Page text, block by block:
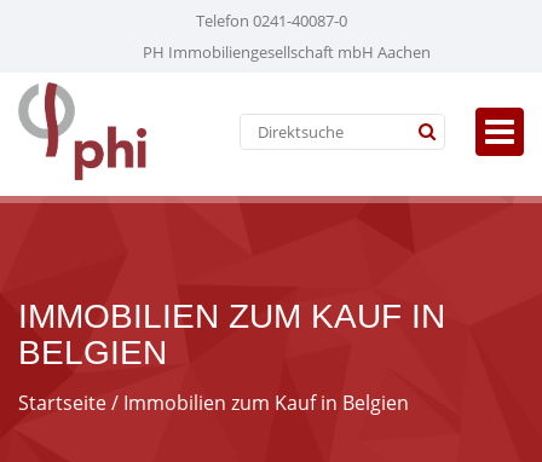
Telefon 0241-40087-0
PH Immobiliengesellschaft mbH Aachen
IMMOBILIEN ZUM KAUF IN
BELGIEN
Startseite/ Immobilien zum Kauf in Belgien